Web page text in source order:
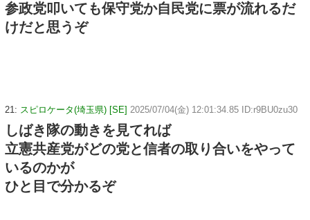
参政党叩いても保守党か自民党に票が流れるだ
けだと思うぞ
21: スピロケータ(埼玉県) [SE] 2025/07/04(金) 12:01:34.85 ID:r9BU0zu30
しばき隊の動きを見てれば
立憲共産党がどの党と信者の取り合いをやって
いるのかが
ひと目で分かるぞ